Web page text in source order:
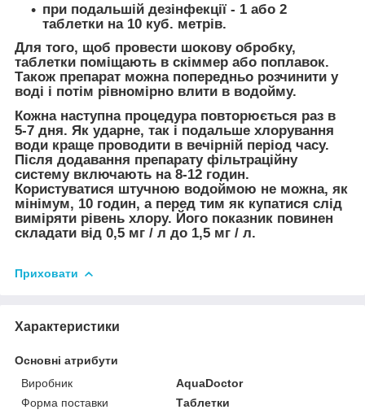
при подальшій дезінфекції - 1 або 2
таблетки на 10 куб. метрів.
Для того, щоб провести шокову обробку,
таблетки поміщають в скіммер або поплавок.
Також препарат можна попередньо розчинити у
воді і потім рівномірно влити в водойму.
Кожна наступна процедура повторюється раз в
5-7 дня. Як ударне, так і подальше хлорування
води краще проводити в вечірній період часу.
Після додавання препарату фільтраційну
систему включають на 8-12 годин.
Користуватися штучною водоймою не можна, як
мінімум, 10 годин, а перед тим як купатися слід
виміряти рівень хлору. Його показник повинен
складати від 0,5 мг / л до 1,5 мг / л.
Приховати
Характеристики
Основні атрибути
Виробник
AquaDoctor
Форма поставки
Таблетки